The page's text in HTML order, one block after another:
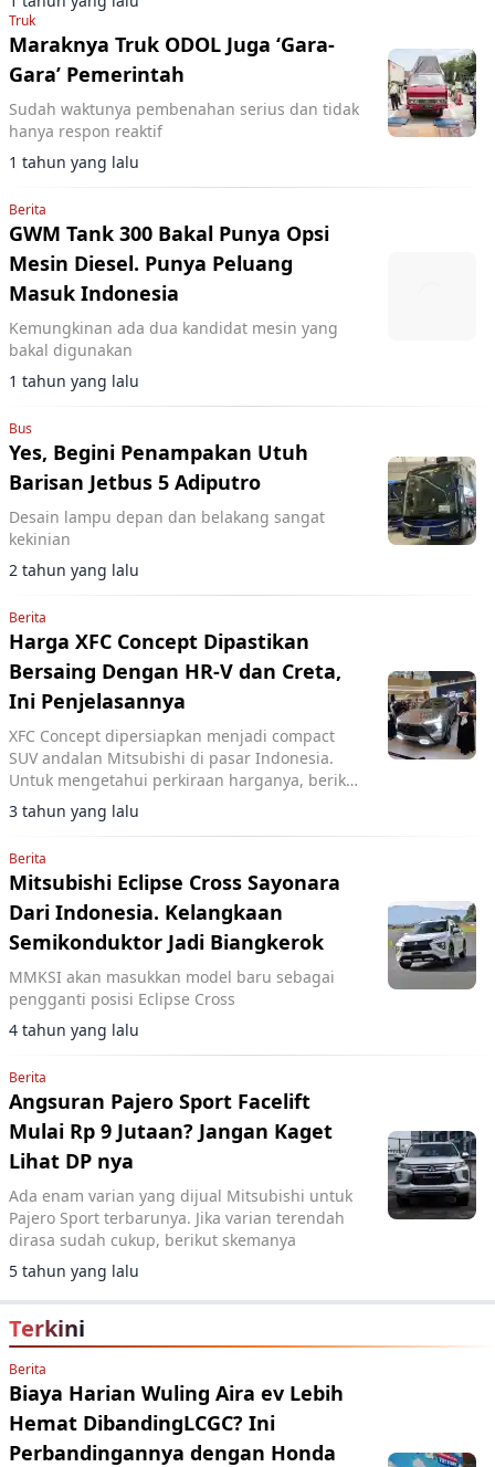
berpartisipasi dalam program tahun
Truk
Maraknya Truk ODOL Juga ‘Gara-
Gara’ Pemerintah
Sudah waktunya pembenahan serius dan tidak
hanya respon reaktif
1 tahun yang lalu
Berita
GWM Tank 300 Bakal Punya Opsi
Mesin Diesel. Punya Peluang
Masuk Indonesia
Kemungkinan ada dua kandidat mesin yang
bakal digunakan
1 tahun yang lalu
Bus
Yes, Begini Penampakan Utuh
Barisan Jetbus 5 Adiputro
Desain lampu depan dan belakang sangat
kekinian
2 tahun yang lalu
Berita
Harga XFC Concept Dipastikan
Bersaing Dengan HR-V dan Creta,
Ini Penjelasannya
XFC Concept dipersiapkan menjadi compact
SUV andalan Mitsubishi di pasar Indonesia.
Untuk mengetahui perkiraan harganya, berikut
penjelasan bos Mitsubishi.
3 tahun yang lalu
Berita
Mitsubishi Eclipse Cross Sayonara
Dari Indonesia. Kelangkaan
Semikonduktor Jadi Biangkerok
MMKSI akan masukkan model baru sebagai
pengganti posisi Eclipse Cross
4 tahun yang lalu
Berita
Angsuran Pajero Sport Facelift
Mulai Rp 9 Jutaan? Jangan Kaget
Lihat DP nya
Ada enam varian yang dijual Mitsubishi untuk
Pajero Sport terbarunya. Jika varian terendah
dirasa sudah cukup, berikut skemanya
5 tahun yang lalu
Terkini
Berita
Biaya Harian Wuling Aira ev Lebih
Hemat DibandingLCGC? Ini
Perbandingannya dengan Honda